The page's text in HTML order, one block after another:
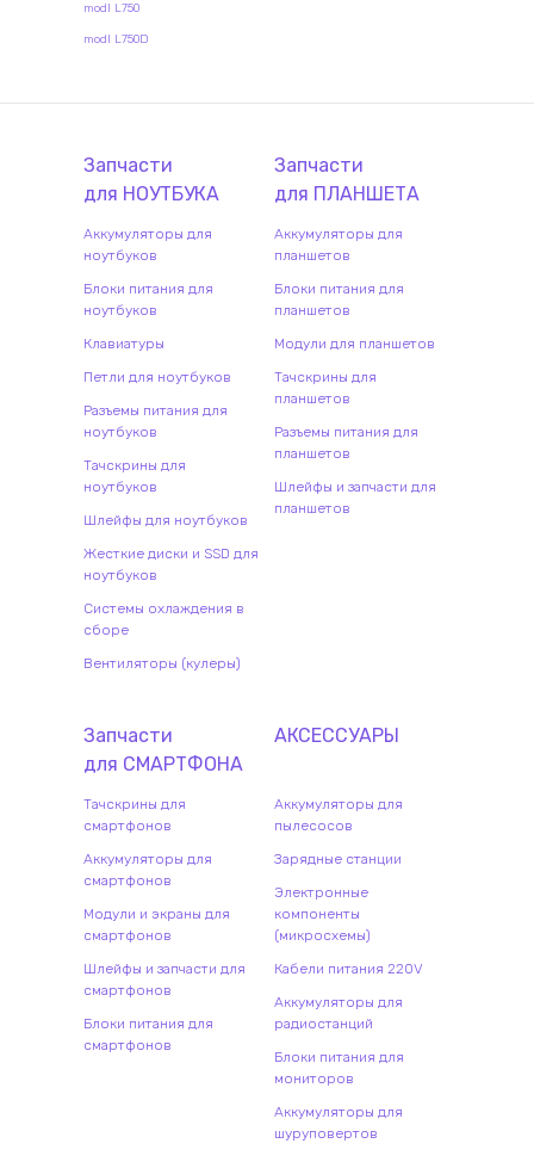
modl L750
modl L750D
Запчасти
для НОУТБУКА
Аккумуляторы для
ноутбуков
Блоки питания для
ноутбуков
Клавиатуры
Петли для ноутбуков
Разъемы питания для
ноутбуков
Тачскрины для
ноутбуков
Шлейфы для ноутбуков
Жесткие диски и SSD для
ноутбуков
Системы охлаждения в
сборе
Вентиляторы (кулеры)
Запчасти
для ПЛАНШЕТА
Аккумуляторы для
планшетов
Блоки питания для
планшетов
Модули для планшетов
Тачскрины для
планшетов
Разъемы питания для
планшетов
Шлейфы и запчасти для
планшетов
Запчасти
для СМАРТФОНА
Тачскрины для
смартфонов
Аккумуляторы для
смартфонов
Модули и экраны для
смартфонов
Шлейфы и запчасти для
смартфонов
Блоки питания для
смартфонов
АКСЕССУАРЫ
Аккумуляторы для
пылесосов
Зарядные станции
Электронные
компоненты
(микросхемы)
Кабели питания 220V
Аккумуляторы для
радиостанций
Блоки питания для
мониторов
Аккумуляторы для
шуруповертов